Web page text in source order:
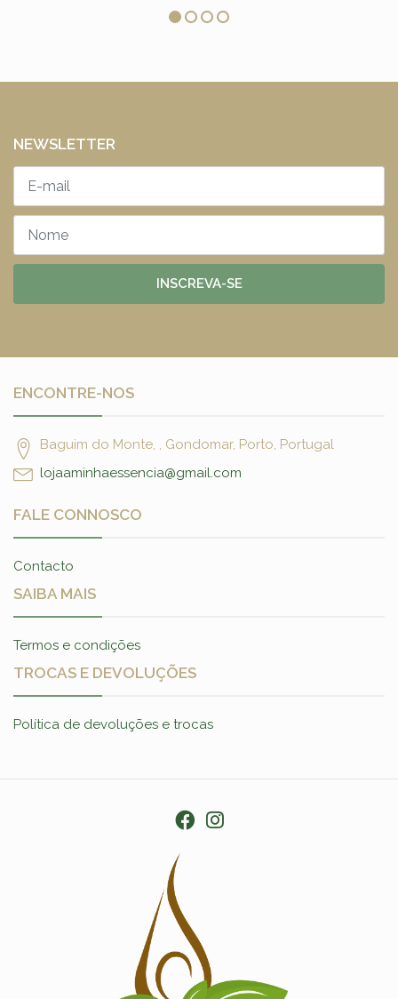
NEWSLETTER
INSCREVA-SE
ENCONTRE-NOS
Baguim do Monte, , Gondomar, Porto, Portugal
lojaaminhaessencia@gmail.com
FALE CONNOSCO
Contacto
SAIBA MAIS
Termos e condições
TROCAS E DEVOLUÇÕES
Política de devoluções e trocas